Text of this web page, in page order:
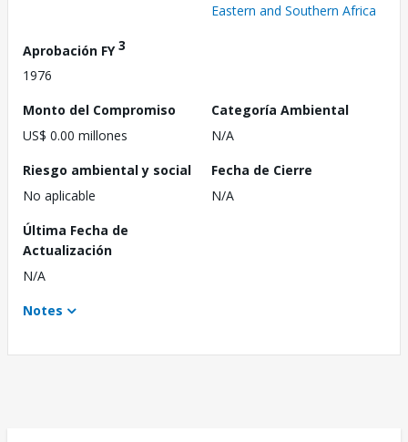
Eastern and Southern Africa
Aprobación FY3
1976
Monto del Compromiso
US$ 0.00 millones
Categoría Ambiental
N/A
Riesgo ambiental y social
No aplicable
Fecha de Cierre
N/A
Última Fecha de
Actualización
N/A
Notes